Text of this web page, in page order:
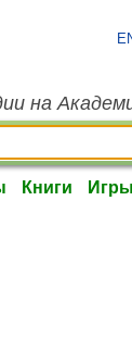
на
Книги